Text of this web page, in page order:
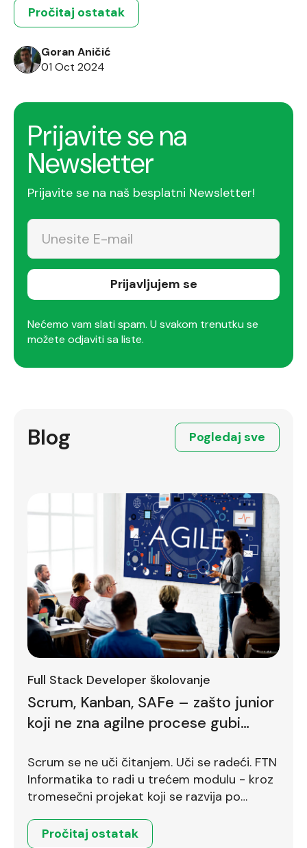
uzbudljiv, ali zahteva pripremu i jasan plan. Ovaj
članak pruža ključne savete za traženje posla u IT
industriji, pisanje efektivnog CV-a i uspešnu
pripremu za intervjue. Kao budući […]
Pročitaj ostatak
Goran Aničić
01 Oct 2024
Prijavite se na
Newsletter
Prijavite se na naš besplatni Newsletter!
Prijavljujem se
Nećemo vam slati spam. U svakom trenutku se
možete odjaviti sa liste.
Blog Pogledaj sve
Full Stack Developer školovanje
Scrum, Kanban, SAFe – zašto junior
koji ne zna agilne procese gubi
Scrum se ne uči čitanjem. Uči se radeći. FTN
Informatika to radi u trećem modulu - kroz
tromesečni projekat koji se razvija po
Pročitaj ostatak